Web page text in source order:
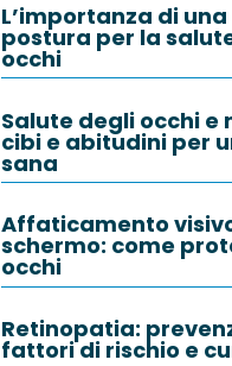
L’importanza di
postura per la
occhi
Salute degli occhi e
cibi e abitudini per
sana
Affaticamento
schermo: come
occhi
Retinopatia:
fattori di rischio e